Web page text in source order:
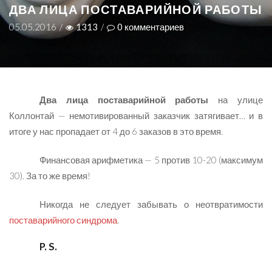
ДВА ЛИЦА ПОСТАВАРИЙНОЙ РАБОТЫ
05.05.2016 / 1313 / 0 комментариев
Два лица поставарийной работы на улице
Коллонтай — немотивированный заказчик затягивает… и в
итоге у нас пропадает от 4 до 6 заказов в это время.
Финансовая арифметика — 5 против 10-20 (максимум
30). За то же время!
Никогда не следует забывать о неотвратимости
поставарийного синдрома.
P. S.